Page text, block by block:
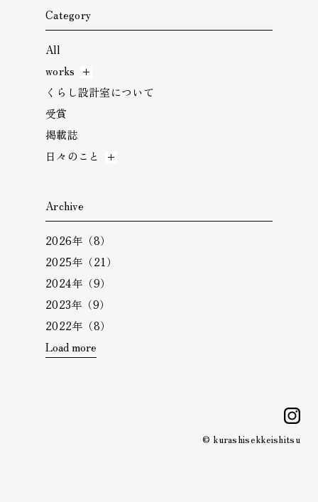
Category
All
works
くらし設計室について
受賞
掲載誌
日々のこと
Archive
2026年（8）
2025年（21）
2024年（9）
2023年（9）
2022年（8）
Load more
© kurashisekkeishitsu